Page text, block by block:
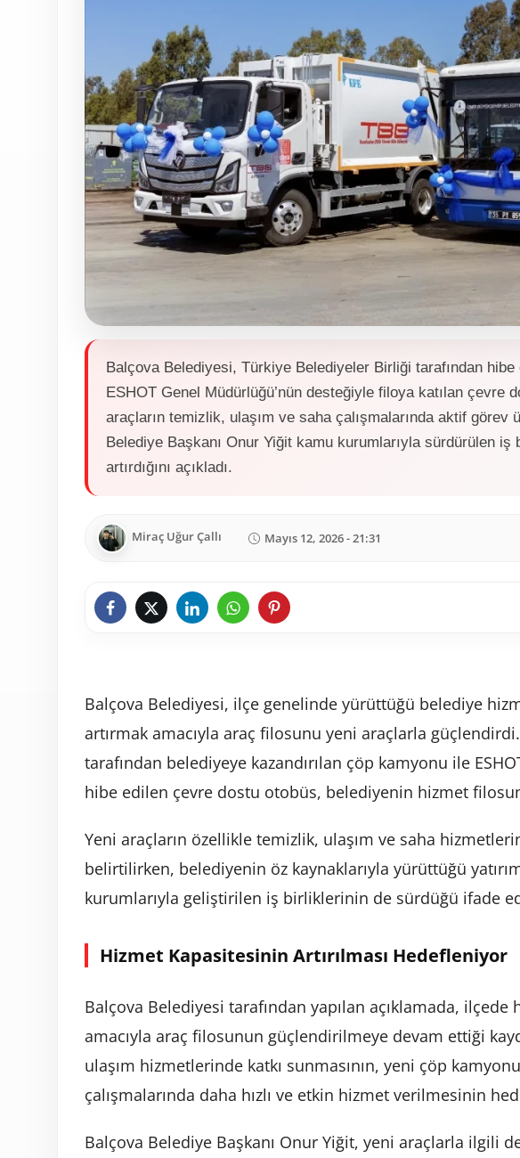
Balçova Belediyesi, Türkiye Belediyeler Birliği tarafından
ESHOT Genel Müdürlüğü’nün desteğiyle filoya katılan çevre
araçların temizlik, ulaşım ve saha çalışmalarında aktif görev
Belediye Başkanı Onur Yiğit kamu kurumlarıyla sürdürülen
artırdığını açıkladı.
Miraç Uğur Çallı Mayıs 12, 2026 - 21:31
Balçova Belediyesi, ilçe genelinde yürüttüğü belediye
artırmak amacıyla araç filosunu yeni araçlarla
tarafından belediyeye kazandırılan çöp kamyonu ile
hibe edilen çevre dostu otobüs, belediyenin hizmet
Yeni araçların özellikle temizlik, ulaşım ve saha
belirtilirken, belediyenin öz kaynaklarıyla yürüttüğü
kurumlarıyla geliştirilen iş birliklerinin de sürdüğü ifade
Hizmet Kapasitesinin Artırılması Hedefleniyor
Balçova Belediyesi tarafından yapılan açıklamada,
amacıyla araç filosunun güçlendirilmeye devam ettiği
ulaşım hizmetlerinde katkı sunmasının, yeni çöp
çalışmalarında daha hızlı ve etkin hizmet verilmesinin
Balçova Belediye Başkanı Onur Yiğit, yeni araçlarla ilgili